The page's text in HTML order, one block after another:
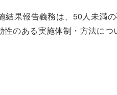
果報告義務は、50人未満
のある実施体制・方法につ